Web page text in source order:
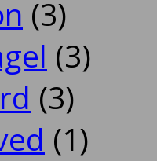
(3)
(3)
(3)
(1)